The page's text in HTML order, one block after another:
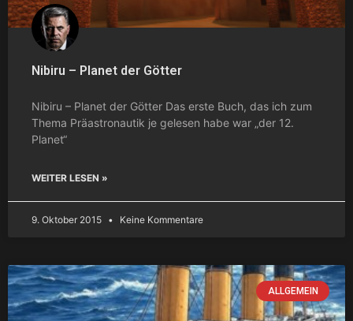
Nibiru – Planet der Götter
Nibiru – Planet der Götter Das erste Buch, das ich zum
Thema Präastronautik je gelesen habe war „der 12.
Planet“
WEITER LESEN »
9. Oktober 2015 Keine Kommentare
ALLGEMEIN